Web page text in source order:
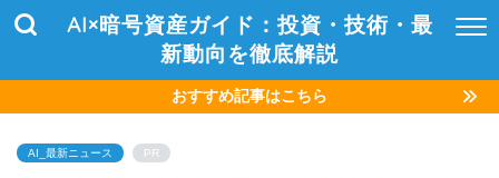
AI×暗号資産ガイド：投資・技術・最
新動向を徹底解説
おすすめ記事はこちら
AI_最新ニュース PR